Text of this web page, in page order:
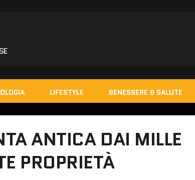
LIFESTYLE BENESSERE & SALUTE
ANTICA DAI MILLE
PROPRIETÀ